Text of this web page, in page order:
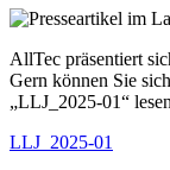
AllTec präsentiert
Gern können Sie
„LLJ_2025-01“
LLJ_2025-01